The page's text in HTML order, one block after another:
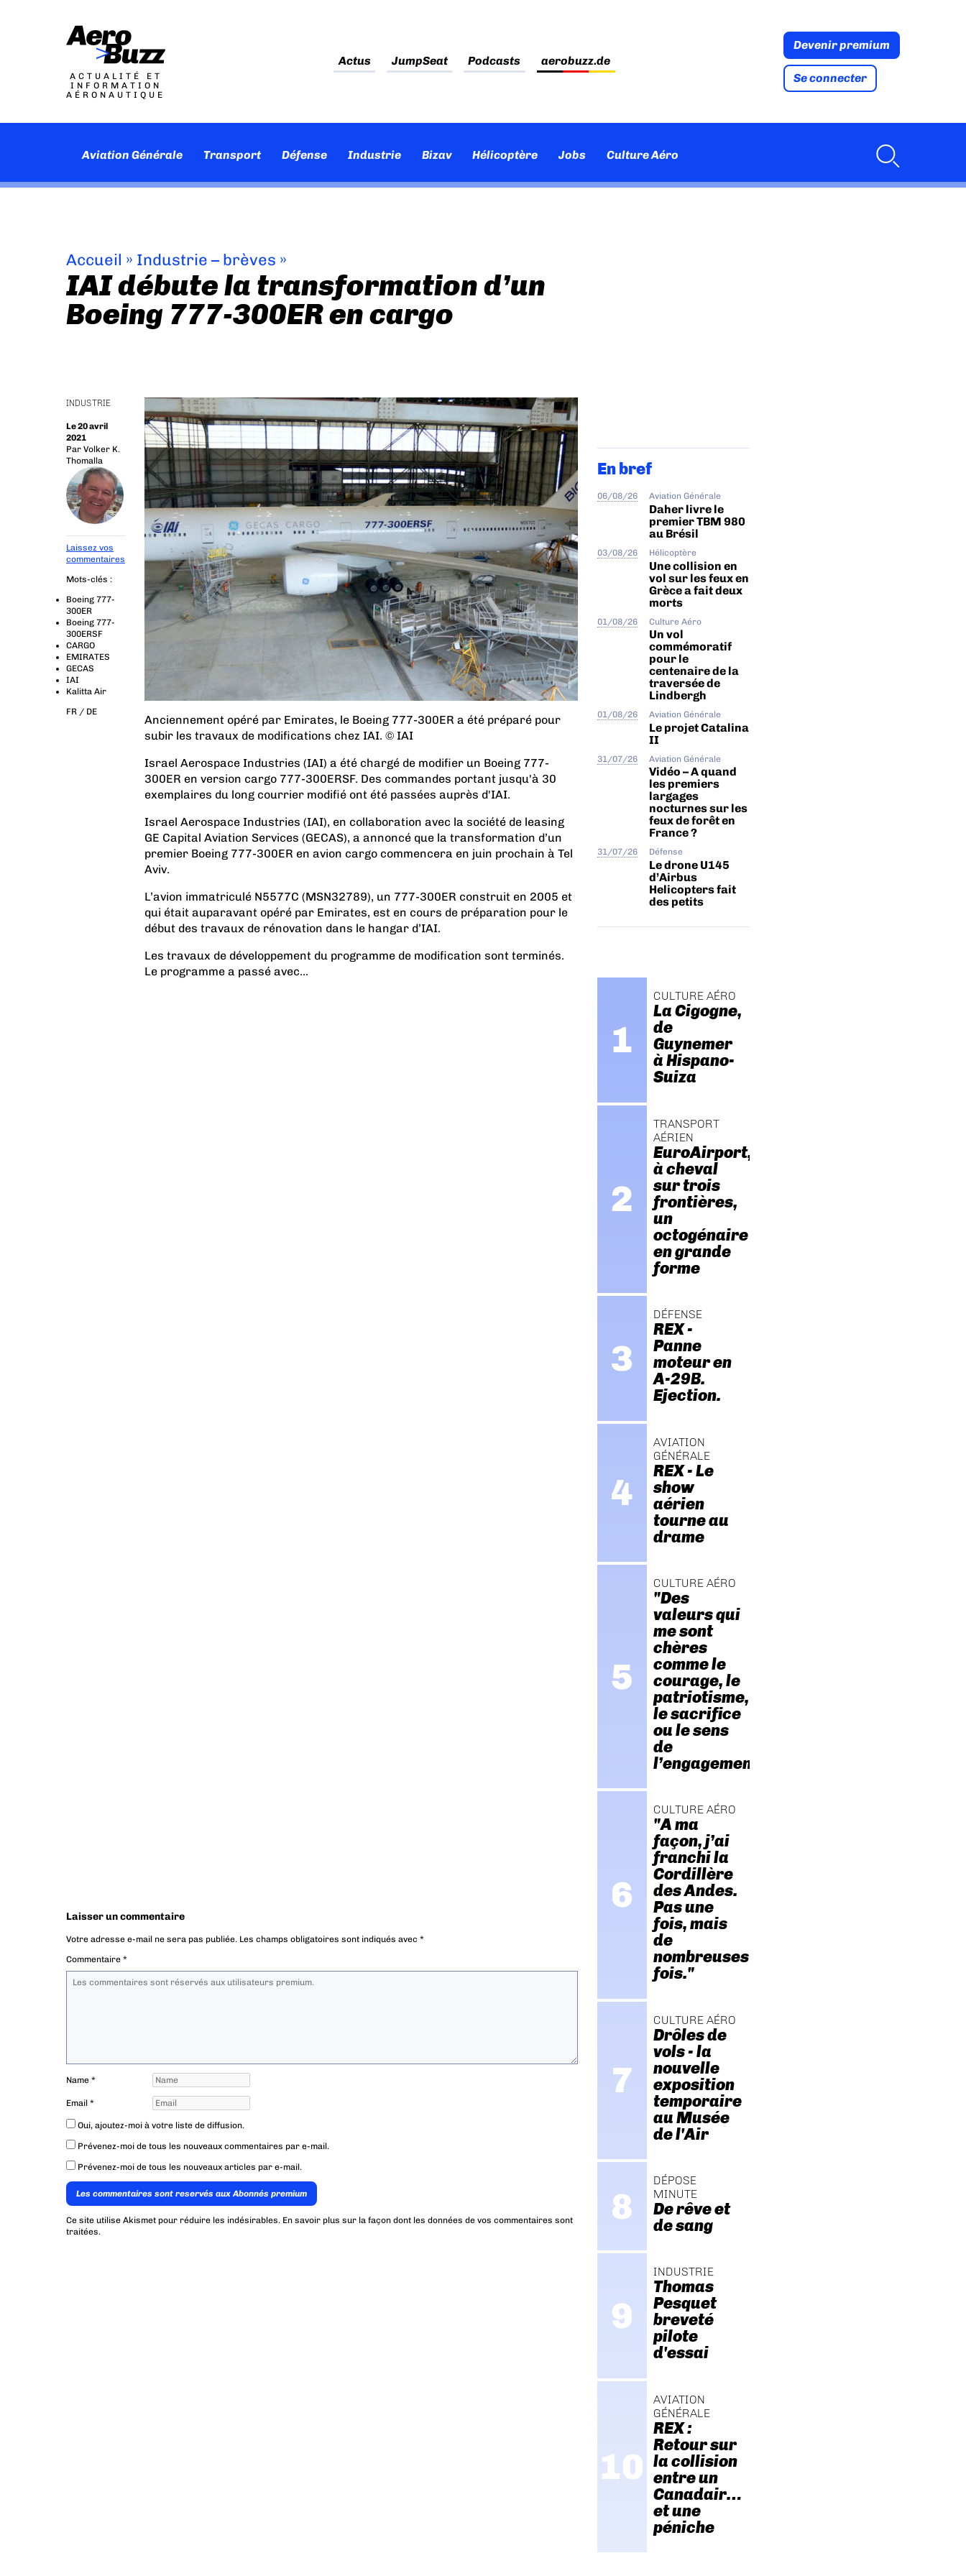
ACTUALITÉ ET
INFORMATION
AÉRONAUTIQUE
Actus JumpSeat Podcasts aerobuzz.de
Devenir premium
Se connecter
Aviation Générale Transport Défense Industrie Bizav Hélicoptère Jobs Culture Aéro
Accueil » Industrie – brèves »
IAI débute la transformation d’un
Boeing 777-300ER en cargo
INDUSTRIE
Le 20 avril
2021
Par Volker K.
Thomalla
Laissez vos
commentaires
Mots-clés :
Boeing 777-
300ER
Boeing 777-
300ERSF
CARGO
EMIRATES
GECAS
IAI
Kalitta Air
FR / DE
Anciennement opéré par Emirates, le Boeing 777-300ER a été préparé pour
subir les travaux de modifications chez IAI. © IAI
Israel Aerospace Industries (IAI) a été chargé de modifier un Boeing 777-
300ER en version cargo 777-300ERSF. Des commandes portant jusqu'à 30
exemplaires du long courrier modifié ont été passées auprès d'IAI.
Israel Aerospace Industries (IAI), en collaboration avec la société de leasing
GE Capital Aviation Services (GECAS), a annoncé que la transformation d’un
premier Boeing 777-300ER en avion cargo commencera en juin prochain à Tel
Aviv.
L’avion immatriculé N5577C (MSN32789), un 777-300ER construit en 2005 et
qui était auparavant opéré par Emirates, est en cours de préparation pour le
début des travaux de rénovation dans le hangar d’IAI.
Les travaux de développement du programme de modification sont terminés.
Le programme a passé avec...
Laisser un commentaire
Votre adresse e-mail ne sera pas publiée. Les champs obligatoires sont indiqués avec *
Commentaire *
Name *
Email *
Oui, ajoutez-moi à votre liste de diffusion.
Prévenez-moi de tous les nouveaux commentaires par e-mail.
Prévenez-moi de tous les nouveaux articles par e-mail.
Les commentaires sont reservés aux Abonnés premium
Ce site utilise Akismet pour réduire les indésirables. En savoir plus sur la façon dont les données de vos commentaires sont
traitées.
En bref
06/08/26 Aviation Générale
Daher livre le
premier TBM 980
au Brésil
03/08/26 Hélicoptère
Une collision en
vol sur les feux en
Grèce a fait deux
morts
01/08/26 Culture Aéro
Un vol
commémoratif
pour le
centenaire de la
traversée de
Lindbergh
01/08/26 Aviation Générale
Le projet Catalina
II
31/07/26 Aviation Générale
Vidéo – A quand
les premiers
largages
nocturnes sur les
feux de forêt en
France ?
31/07/26 Défense
Le drone U145
d’Airbus
Helicopters fait
des petits
CULTURE AÉRO
La Cigogne,
de
Guynemer
à Hispano-
Suiza
TRANSPORT
AÉRIEN
EuroAirport,
à cheval
sur trois
frontières,
un
octogénaire
en grande
forme
DÉFENSE
REX -
Panne
moteur en
A-29B.
Ejection.
AVIATION
GÉNÉRALE
REX - Le
show
aérien
tourne au
drame
CULTURE AÉRO
"Des
valeurs qui
me sont
chères
comme le
courage, le
patriotisme,
le sacrifice
ou le sens
de
l’engagement."
CULTURE AÉRO
"A ma
façon, j’ai
franchi la
Cordillère
des Andes.
Pas une
fois, mais
de
nombreuses
fois."
CULTURE AÉRO
Drôles de
vols - la
nouvelle
exposition
temporaire
au Musée
de l'Air
DÉPOSE
MINUTE
De rêve et
de sang
INDUSTRIE
Thomas
Pesquet
breveté
pilote
d'essai
AVIATION
GÉNÉRALE
REX :
Retour sur
la collision
entre un
Canadair…
et une
péniche